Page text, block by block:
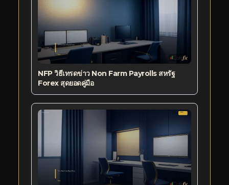
NFP วิธีเทรดข่าว Non Farm Payrolls สหรัฐ
Forex สุดยอดคู่มือ